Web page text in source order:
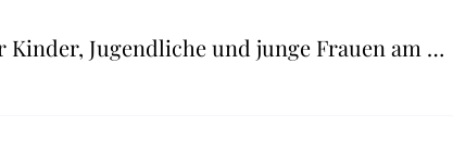
InfoAbend Patenschaft für Kinder, Jugendliche und junge Frauen am 07.10.2026